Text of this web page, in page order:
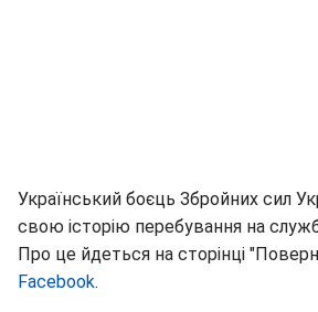
Український боєць Збройних сил
свою історію перебування на
Про це йдеться на сторінці
Facebook.